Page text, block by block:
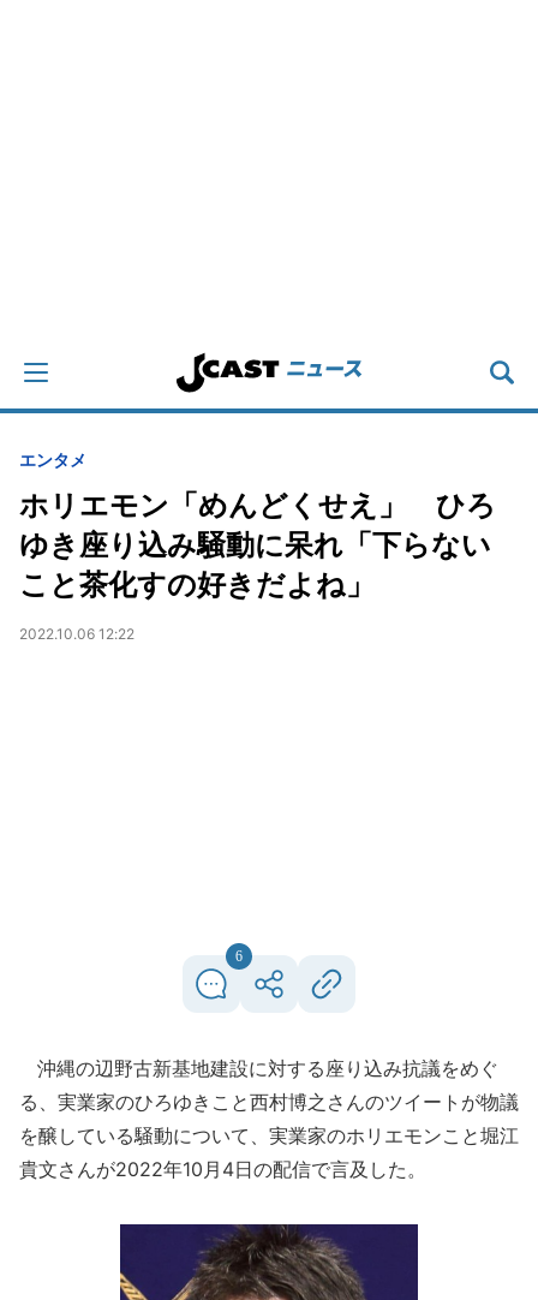
エンタメ
ホリエモン「めんどくせえ」 ひろ
ゆき座り込み騒動に呆れ「下らない
こと茶化すの好きだよね」
2022.10.06 12:22
6
沖縄の辺野古新基地建設に対する座り込み抗議をめぐ
る、実業家のひろゆきこと西村博之さんのツイートが物議
を醸している騒動について、実業家のホリエモンこと堀江
貴文さんが2022年10月4日の配信で言及した。